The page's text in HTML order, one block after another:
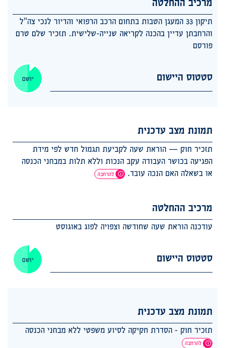
תיקון 33 המעגן הטבות בתחום הרכב הרפואי והדיור לנכי צה"ל
והרחבתן עדיין בהכנה לקריאה שנייה-שלישית. תזכיר שלם טרם
פורסם
סטטוס היישום יושם
תמונת מצב עדכנית
תזכיר חוק — הוראת שעה לקביעת תגמול חדש לפי מידת
הפגיעה בכושר העבודה עקב הנכות וללא תלות במבחני הכנסה
או בשאלה האם הנכה עובד.
להרחבה
מרכיב ההחלטה
עודכנה הוראת שעה שחודשה וצפויה לפוג באוגוסט
סטטוס היישום יושם
תמונת מצב עדכנית
תזכיר חוק - הסדרת חקיקה לסיוע משפטי ללא מבחני הכנסה
להרחבה